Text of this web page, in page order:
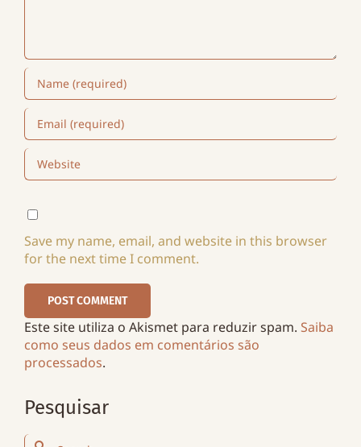
Save my name, email, and website in this browser
for the next time I comment.
Este site utiliza o Akismet para reduzir spam. Saiba
como seus dados em comentários são
processados.
Pesquisar
Search